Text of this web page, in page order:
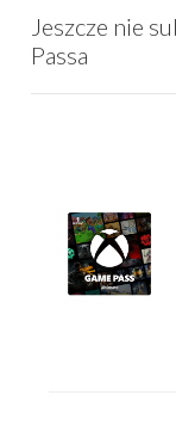
Jeszcze nie
Passa